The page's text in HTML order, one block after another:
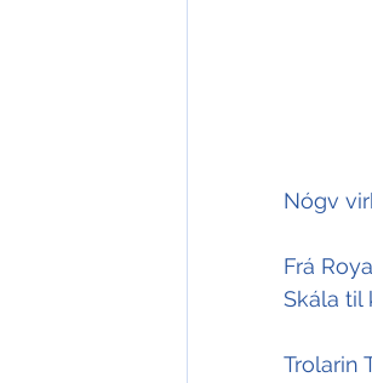
Nógv
Frá
Skála til
Trolarin